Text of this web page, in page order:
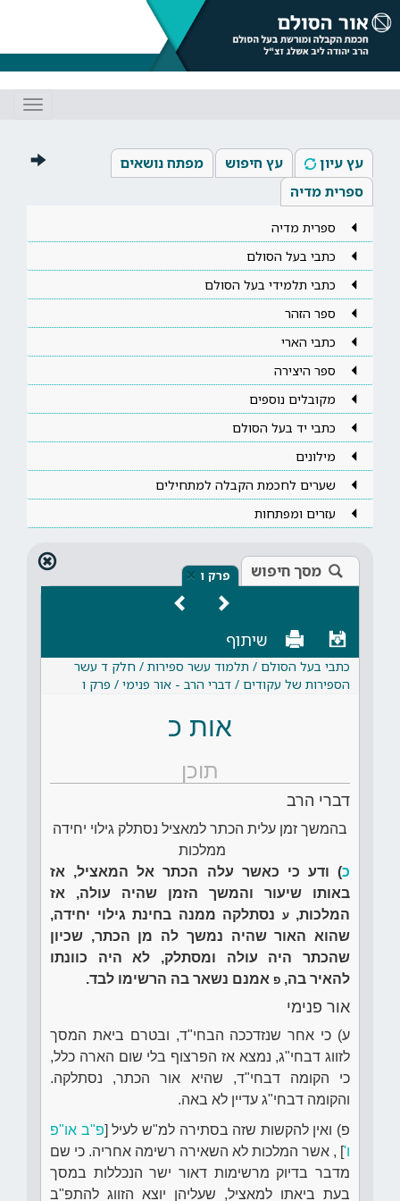
עץ עיון עץ חיפוש
מפתח נושאים
ספרית מדיה
ספרית מדיה
כתבי בעל הסולם
כתבי תלמידי בעל הסולם
ספר הזהר
כתבי הארי
ספר היצירה
מקובלים נוספים
כתבי יד בעל הסולם
מילונים
שערים לחכמת הקבלה למתחילים
עזרים ומפתחות
מסך חיפוש פרק ו ×
שיתוף
כתבי בעל הסולם / תלמוד עשר ספירות / חלק ד עשר
הספירות של עקודים / דברי הרב - אור פנימי / פרק ו
אות כ
תוכן
דברי הרב
בהמשך זמן עלית הכתר למאציל נסתלק גילוי יחידה
ממלכות
כ) ודע כי כאשר עלה הכתר אל המאציל, אז
באותו שיעור והמשך הזמן שהיה עולה, אז
המלכות,ע נסתלקה ממנה בחינת גילוי יחידה,
שהוא האור שהיה נמשך לה מן הכתר, שכיון
שהכתר היה עולה ומסתלק, לא היה כוונתו
להאיר בה, פ אמנם נשאר בה הרשימו לבד.
אור פנימי
ע) כי אחר שנזדככה הבחי"ד, ובטרם ביאת המסך
לזווג דבחי"ג, נמצא אז הפרצוף בלי שום הארה כלל,
כי הקומה דבחי"ד, שהיא אור הכתר, נסתלקה.
והקומה דבחי"ג עדיין לא באה.
פ) ואין להקשות שזה בסתירה למ"ש לעיל [פ"ב או"פ
ו'] , אשר המלכות לא השאירה רשימה אחריה. כי שם
מדבר בדיוק מרשימות דאור ישר הנכללות במסך
בעת ביאתו למאציל, שעליהן יוצא הזווג להתפ"ב